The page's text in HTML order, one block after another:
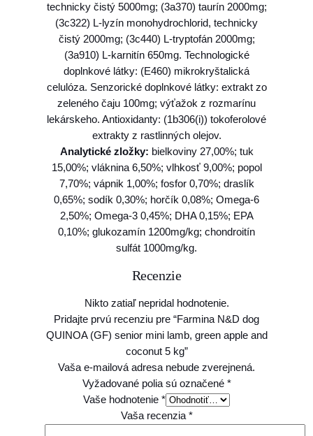
technicky čistý 5000mg; (3a370) taurín 2000mg;
(3c322) L-lyzín monohydrochlorid, technicky
čistý 2000mg; (3c440) L-tryptofán 2000mg;
(3a910) L-karnitín 650mg. Technologické
doplnkové látky: (E460) mikrokryštalická
celulóza. Senzorické doplnkové látky: extrakt zo
zeleného čaju 100mg; výťažok z rozmarínu
lekárskeho. Antioxidanty: (1b306(i)) tokoferolové
extrakty z rastlinných olejov.
Analytické zložky: bielkoviny 27,00%; tuk
15,00%; vláknina 6,50%; vlhkosť 9,00%; popol
7,70%; vápnik 1,00%; fosfor 0,70%; draslík
0,65%; sodík 0,30%; horčík 0,08%; Omega-6
2,50%; Omega-3 0,45%; DHA 0,15%; EPA
0,10%; glukozamín 1200mg/kg; chondroitín
sulfát 1000mg/kg.
Recenzie
Nikto zatiaľ nepridal hodnotenie.
Pridajte prvú recenziu pre “Farmina N&D dog
QUINOA (GF) senior mini lamb, green apple and
coconut 5 kg”
Vaša e-mailová adresa nebude zverejnená.
Vyžadované polia sú označené *
Vaše hodnotenie *
Vaša recenzia *